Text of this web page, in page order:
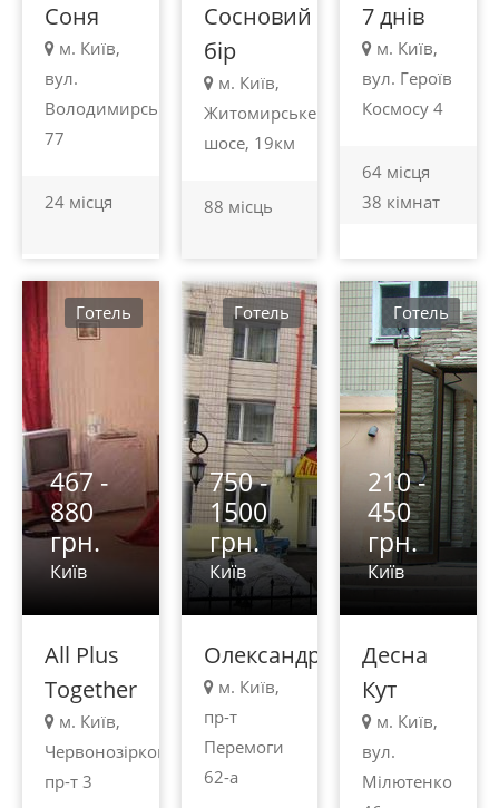
Соня
м. Київ,
вул.
Володимирська
77
24 місця
Сосновий
бір
м. Київ,
Житомирське
шосе, 19км
88 місць
7 днів
м. Київ,
вул. Героїв
Космосу 4
64 місця
38 кімнат
467 -
880
грн.
Київ
All Plus
Together
м. Київ,
Червонозірковий
пр-т 3
Готель
750 -
1500
грн.
Київ
Олександрія
м. Київ,
пр-т
Перемоги
62-а
Готель
210 -
450
грн.
Київ
Десна
Кут
м. Київ,
вул.
Мілютенко
Готель